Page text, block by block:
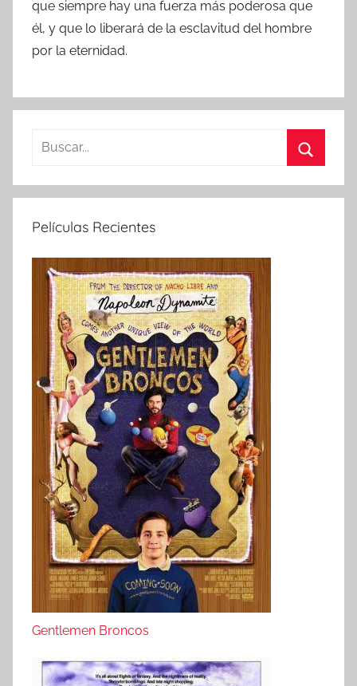
que siempre hay una fuerza más poderosa que
él, y que lo liberará de la esclavitud del hombre
por la eternidad.
s
a
u
Películas Recientes
Gentlemen Broncos